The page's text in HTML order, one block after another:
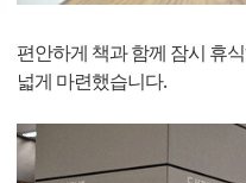
편안하게 책과 함께 잠시 휴
넓게 마련했습니다.